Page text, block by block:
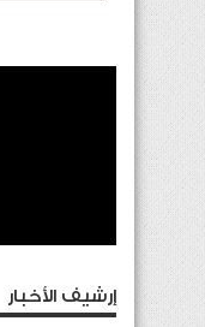
إرشيف الأخبار